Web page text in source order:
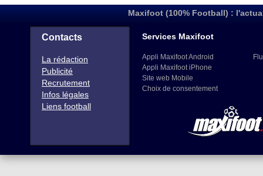
Maxifoot (100% Football) :
Contacts
La rédaction
Publicité
Recrutement
Infos légales
Liens football
Services Maxifoot
Appli Maxifoot Android
Appli Maxifoot iPhone
Site web Mobile
Choix de consentement